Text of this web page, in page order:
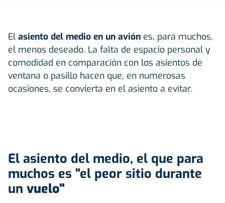
El asiento del medio en un avión es, para muchos,
el menos deseado. La falta de espacio personal y
comodidad en comparación con los asientos de
ventana o pasillo hacen que, en numerosas
ocasiones, se convierta en el asiento a evitar.
El asiento del medio, el que para
muchos es "el peor sitio durante
un vuelo"